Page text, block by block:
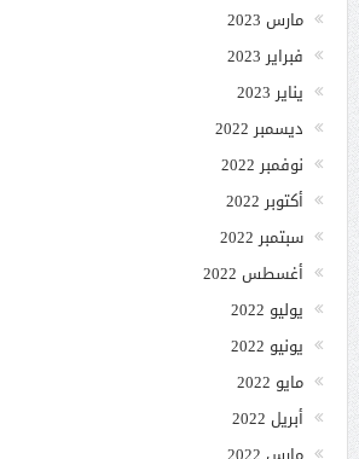
مارس 2023
فبراير 2023
يناير 2023
ديسمبر 2022
نوفمبر 2022
أكتوبر 2022
سبتمبر 2022
أغسطس 2022
يوليو 2022
يونيو 2022
مايو 2022
أبريل 2022